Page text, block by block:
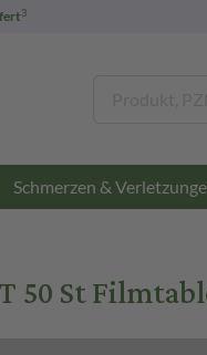
3
Schmerzen &
50 St